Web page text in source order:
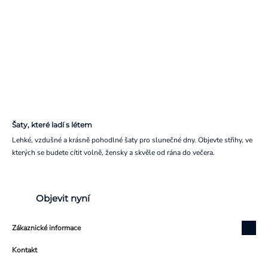
Šaty, které ladí s létem
Lehké, vzdušné a krásně pohodlné šaty pro slunečné dny. Objevte střihy, ve
kterých se budete cítit volně, žensky a skvěle od rána do večera.
Objevit nyní
Zákaznické informace
Kontakt